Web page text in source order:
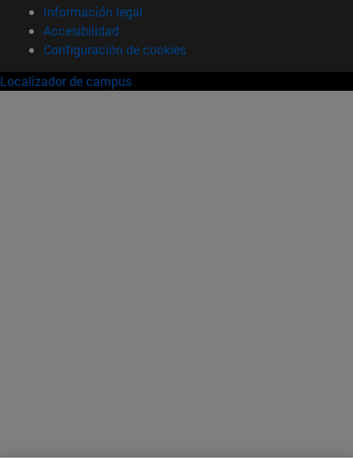
Información legal
Accesibilidad
Configuración de cookies
Localizador de campus